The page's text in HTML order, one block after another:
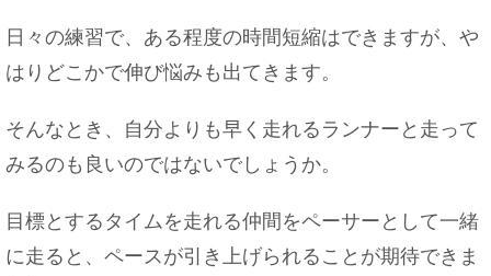
日々の練習で、ある程度の時間短縮はできますが、や
はりどこかで伸び悩みも出てきます。
そんなとき、自分よりも早く走れるランナーと走って
みるのも良いのではないでしょうか。
目標とするタイムを走れる仲間をペーサーとして一緒
に走ると、ペースが引き上げられることが期待できま